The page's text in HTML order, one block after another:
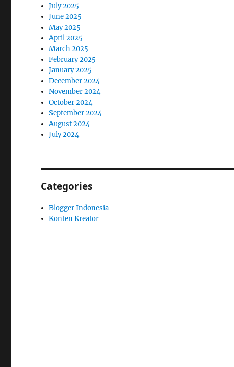
July 2025
June 2025
May 2025
April 2025
March 2025
February 2025
January 2025
December 2024
November 2024
October 2024
September 2024
August 2024
July 2024
Categories
Blogger Indonesia
Konten Kreator